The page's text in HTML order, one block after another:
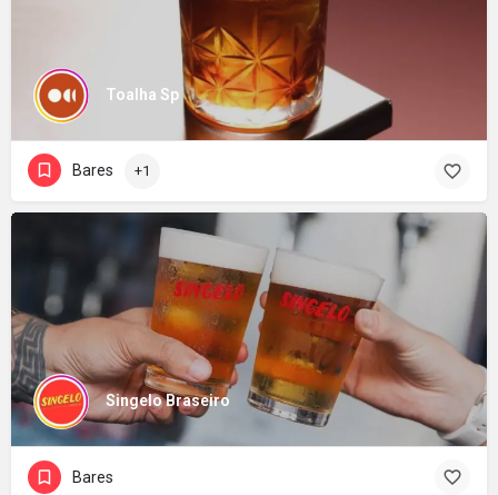
Toalha Sp
Bares +1
Singelo Braseiro
Bares